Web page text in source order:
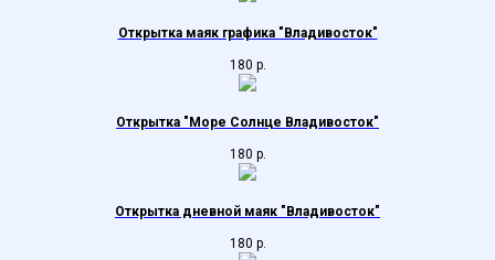
Открытка маяк графика "Владивосток"
180 р.
Открытка "Море Солнце Владивосток"
180 р.
Открытка дневной маяк "Владивосток"
180 р.